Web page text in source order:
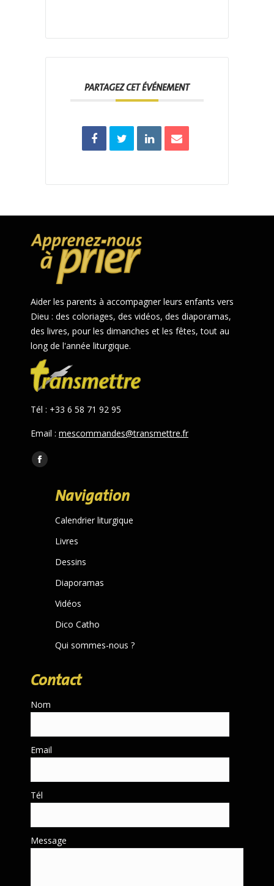
PARTAGEZ CET ÉVÉNEMENT
Aider les parents à accompagner leurs enfants vers
Dieu : des coloriages, des vidéos, des diaporamas,
des livres, pour les dimanches et les fêtes, tout au
long de l'année liturgique.
Tél : +33 6 58 71 92 95
Email : mescommandes@transmettre.fr
Trouvez nous sur :
Facebook
opens
window
Navigation
Calendrier liturgique
Livres
Dessins
Diaporamas
Vidéos
Dico Catho
Qui sommes-nous ?
Contact
Nom
Email
Tél
Message